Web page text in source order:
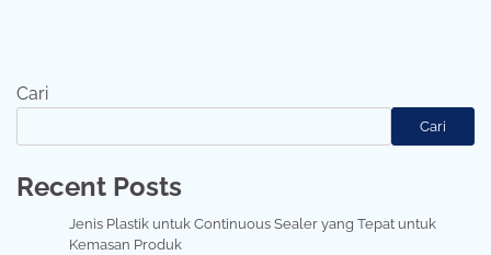
Cari
Cari
Recent Posts
Jenis Plastik untuk Continuous Sealer yang Tepat untuk
Kemasan Produk